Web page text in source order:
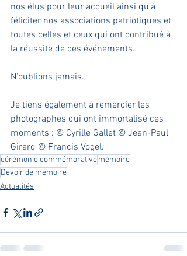
nos élus pour leur accueil ainsi qu’à
féliciter nos associations patriotiques et
toutes celles et ceux qui ont contribué à
la réussite de ces événements.
N’oublions jamais.
Je tiens également à remercier les
photographes qui ont immortalisé ces
moments : © Cyrille Gallet © Jean-Paul
Girard © Francis Vogel.
cérémonie commémorativemémoire
Devoir de mémoire
Actualités